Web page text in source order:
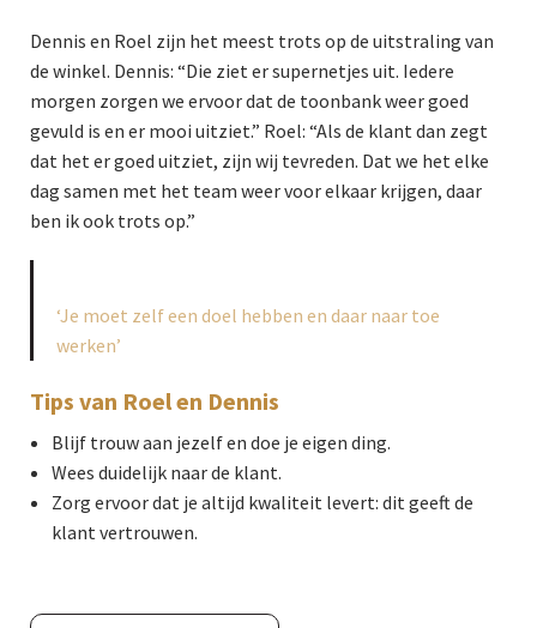
Dennis en Roel zijn het meest trots op de uitstraling van
de winkel. Dennis: “Die ziet er supernetjes uit. Iedere
morgen zorgen we ervoor dat de toonbank weer goed
gevuld is en er mooi uitziet.” Roel: “Als de klant dan zegt
dat het er goed uitziet, zijn wij tevreden. Dat we het elke
dag samen met het team weer voor elkaar krijgen, daar
ben ik ook trots op.”
‘Je moet zelf een doel hebben en daar naar toe
werken’
Tips van Roel en Dennis
Blijf trouw aan jezelf en doe je eigen ding.
Wees duidelijk naar de klant.
Zorg ervoor dat je altijd kwaliteit levert: dit geeft de
klant vertrouwen.